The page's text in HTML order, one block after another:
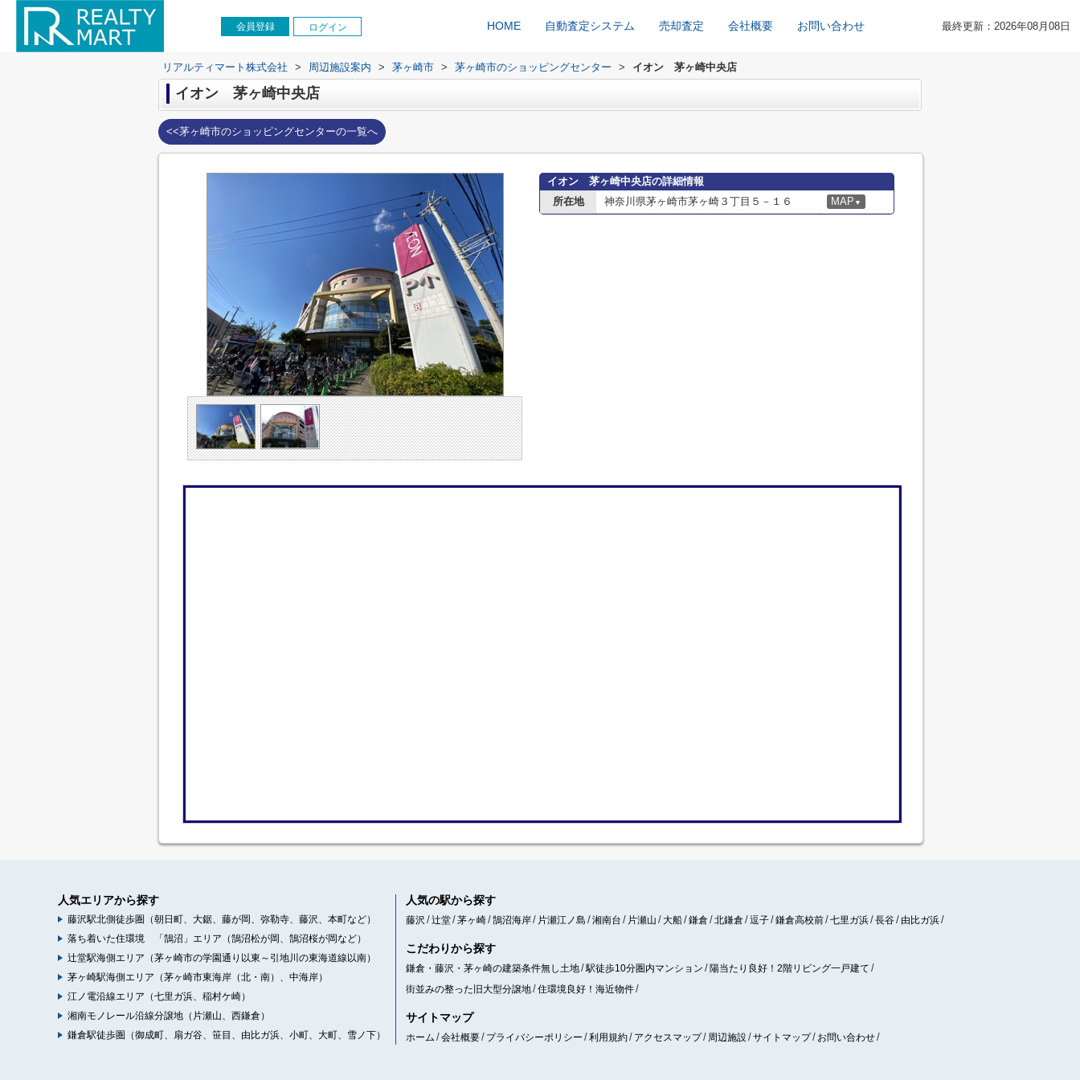
会員登録 ログイン HOME 自動査定システム 売却査定 会社概要 お問い合わせ 最終更新：2026年08月08日
リアルティマート株式会社 > 周辺施設案内 > 茅ヶ崎市 > 茅ヶ崎市のショッピングセンター > イオン 茅ヶ崎中央店
イオン 茅ヶ崎中央店
<<茅ヶ崎市のショッピングセンターの一覧へ
イオン 茅ヶ崎中央店の詳細情報
所在地
神奈川県茅ヶ崎市茅ヶ崎３丁目５－１６ MAP ▼
人気エリアから探す
藤沢駅北側徒歩圏（朝日町、大鋸、藤が岡、弥勒寺、藤沢、本町など）
落ち着いた住環境 「鵠沼」エリア（鵠沼松が岡、鵠沼桜が岡など）
辻堂駅海側エリア（茅ヶ崎市の学園通り以東～引地川の東海道線以南）
茅ヶ崎駅海側エリア（茅ヶ崎市東海岸（北・南）、中海岸）
江ノ電沿線エリア（七里ガ浜、稲村ケ崎）
湘南モノレール沿線分譲地（片瀬山、西鎌倉）
鎌倉駅徒歩圏（御成町、扇ガ谷、笹目、由比ガ浜、小町、大町、雪ノ下）
人気の駅から探す
藤沢 辻堂 茅ヶ崎 鵠沼海岸 片瀬江ノ島 湘南台 片瀬山 大船 鎌倉 北鎌倉 逗子 鎌倉高校前 七里ガ浜 長谷 由比ガ浜
こだわりから探す
鎌倉・藤沢・茅ヶ崎の建築条件無し土地 駅徒歩10分圏内マンション
陽当たり良好！2階リビング一戸建て
街並みの整った旧大型分譲地 住環境良好！海近物件
サイトマップ
ホーム 会社概要 プライバシーポリシー 利用規約 アクセスマップ 周辺施設 サイトマップ お問い合わせ